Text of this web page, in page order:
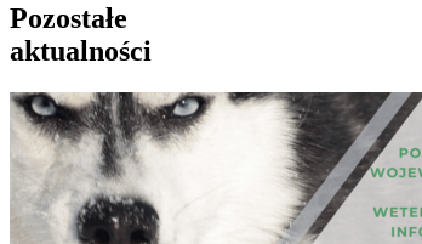
Pozostałe
aktualności